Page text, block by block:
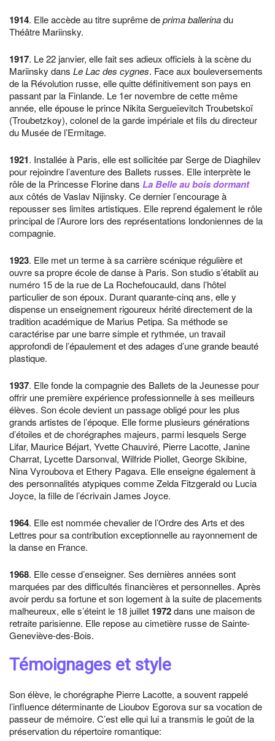
1914. Elle accède au titre suprême deprima ballerinadu
Théâtre Mariinsky.
1917. Le 22 janvier, elle fait ses adieux officiels à la scène du
Mariinsky dans Le Lac des cygnes. Face aux bouleversements
de la Révolution russe, elle quitte définitivement son pays en
passant par la Finlande. Le 1er novembre de cette même
année, elle épouse le prince Nikita Sergueïevitch Troubetskoï
(Troubetzkoy), colonel de la garde impériale et fils du directeur
du Musée de l’Ermitage.
1921. Installée à Paris, elle est sollicitée par Serge de Diaghilev
pour rejoindre l’aventure des Ballets russes. Elle interprète le
rôle de la Princesse Florine dans La Belle au bois dormant
aux côtés de Vaslav Nijinsky. Ce dernier l’encourage à
repousser ses limites artistiques. Elle reprend également le rôle
principal de l’Aurore lors des représentations londoniennes de la
compagnie.
1923. Elle met un terme à sa carrière scénique régulière et
ouvre sa propre école de danse à Paris. Son studio s’établit au
numéro 15 de la rue de La Rochefoucauld, dans l’hôtel
particulier de son époux. Durant quarante-cinq ans, elle y
dispense un enseignement rigoureux hérité directement de la
tradition académique de Marius Petipa. Sa méthode se
caractérise par une barre simple et rythmée, un travail
approfondi de l’épaulement et des adages d’une grande beauté
plastique.
1937. Elle fonde la compagnie des Ballets de la Jeunesse pour
offrir une première expérience professionnelle à ses meilleurs
élèves. Son école devient un passage obligé pour les plus
grands artistes de l’époque. Elle forme plusieurs générations
d’étoiles et de chorégraphes majeurs, parmi lesquels Serge
Lifar, Maurice Béjart, Yvette Chauviré, Pierre Lacotte, Janine
Charrat, Lycette Darsonval, Wilfride Piollet, George Skibine,
Nina Vyroubova et Ethery Pagava. Elle enseigne également à
des personnalités atypiques comme Zelda Fitzgerald ou Lucia
Joyce, la fille de l’écrivain James Joyce.
1964. Elle est nommée chevalier de l’Ordre des Arts et des
Lettres pour sa contribution exceptionnelle au rayonnement de
la danse en France.
1968. Elle cesse d’enseigner. Ses dernières années sont
marquées par des difficultés financières et personnelles. Après
avoir perdu sa fortune et son logement à la suite de placements
malheureux, elle s’éteint le 18 juillet 1972dans une maison de
retraite parisienne. Elle repose au cimetière russe de Sainte-
Geneviève-des-Bois.
Témoignages et style
Son élève, le chorégraphe Pierre Lacotte, a souvent rappelé
l’influence déterminante de Lioubov Egorova sur sa vocation de
passeur de mémoire. C’est elle qui lui a transmis le goût de la
préservation du répertoire romantique: